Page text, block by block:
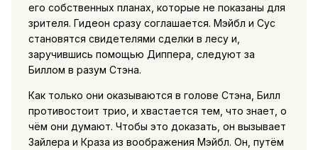
его собственных планах, которые не показаны для
зрителя. Гидеон сразу соглашается. Мэйбл и Сус
становятся свидетелями сделки в лесу и,
заручившись помощью Диппера, следуют за
Биллом в разум Стэна.
Как только они оказываются в голове Стэна, Билл
противостоит трио, и хвастается тем, что знает, о
чём они думают. Чтобы это доказать, он вызывает
Зайлера и Краза из воображения Мэйбл. Он, путём